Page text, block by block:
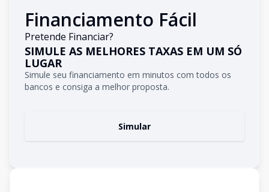
Financiamento Fácil
Pretende Financiar?
SIMULE AS MELHORES TAXAS EM UM SÓ
LUGAR
Simule seu financiamento em minutos com todos os
bancos e consiga a melhor proposta.
Simular